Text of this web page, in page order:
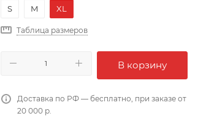
S
M XL
Таблица размеров
В корзину
Доставка по РФ — бесплатно, при заказе от
20 000 р.